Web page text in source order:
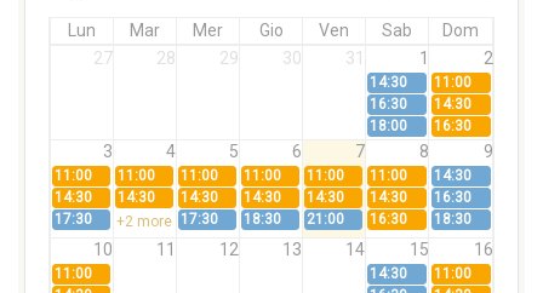
Lun Mar Mer Gio Ven Sab
Dom
27
28 29 30 31 1 2
14:30
11:00
16:30
14:30
18:00
16:30
3 4 5 6 7 8 9
11:00 11:00 11:00 11:00 11:00 11:00
14:30
14:30
14:30 14:30 14:30 14:30 14:30
16:30
17:30
+2 more 17:30 18:30 21:00 16:30 18:30
10 11 12 13 14 15 16
11:00 14:30
11:00